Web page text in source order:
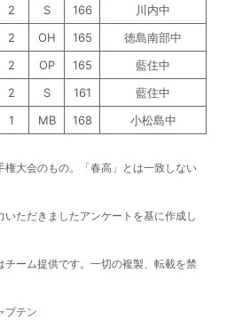
2 S 166
川内中
2 OH 165
徳島南部中
2 OP 165
藍住中
2 S 161
藍住中
1 MB 168 小松島中
大会のもの。「春高」とは一致しない
ただきましたアンケートを基に作成し
ーム提供です。一切の複製、転載を禁
プテン